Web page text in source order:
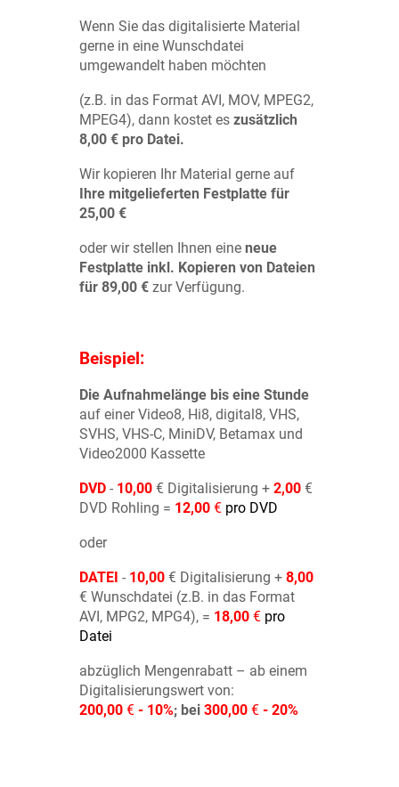
Wenn Sie das digitalisierte Material
gerne in eine Wunschdatei
umgewandelt haben möchten
(z.B. in das Format AVI, MOV, MPEG2,
MPEG4), dann kostet es zusätzlich
8,00 € pro Datei.
Wir kopieren Ihr Material gerne auf
Ihre mitgelieferten Festplatte für
25,00 €
oder wir stellen Ihnen eine neue
Festplatte inkl. Kopieren von Dateien
für 89,00 € zur Verfügung.
Beispiel:
Die Aufnahmelänge bis eine Stunde
auf einer Video8, Hi8, digital8, VHS,
SVHS, VHS-C, MiniDV, Betamax und
Video2000 Kassette
DVD - 10,00 € Digitalisierung + 2,00 €
DVD Rohling = 12,00 € pro DVD
oder
DATEI - 10,00 € Digitalisierung + 8,00
€ Wunschdatei (z.B. in das Format
AVI, MPG2, MPG4), = 18,00 € pro
Datei
abzüglich Mengenrabatt – ab einem
Digitalisierungswert von:
200,00 € - 10%; bei 300,00 € - 20%